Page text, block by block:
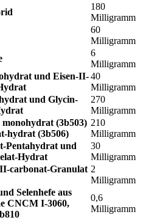
180
Milligramm
60
Milligramm
6
Milligramm
und Eisen-II-40
Milligramm
und Glycin-
270
Milligramm
(3b503)
hydrat (3b506)
210
Milligramm
Pentahydrat und
Hydrat
30
Milligramm
II-carbonat-Granulat 2
Milligramm
Selenhefe aus
CNCM I-3060,
0,6
Milligramm